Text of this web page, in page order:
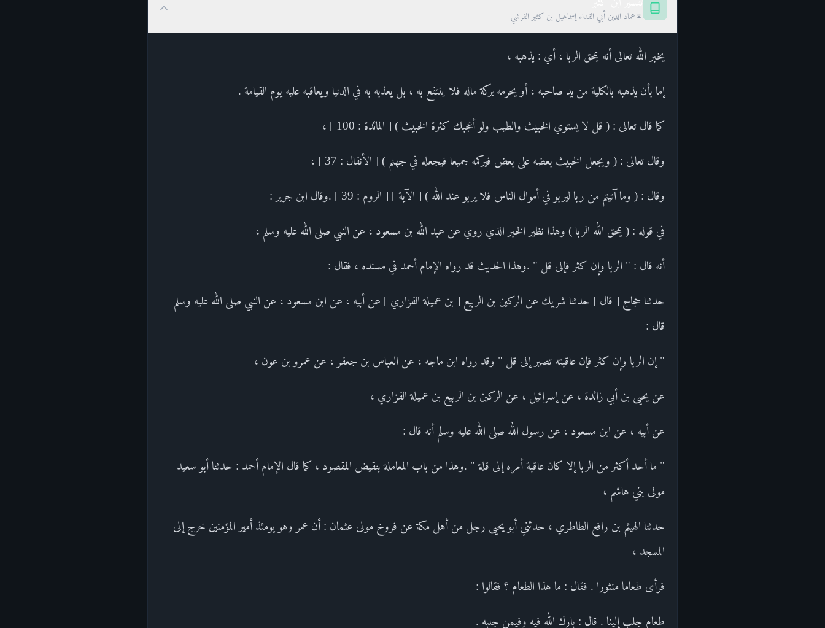
عماد الدين أبي الفداء إسماعيل بن كثير القرشي
يخبر الله تعالى أنه يمحق الربا ، أي : يذهبه ،
إما بأن يذهبه بالكلية من يد صاحبه ، أو يحرمه بركة ماله فلا ينتفع به ، بل يعذبه به في الدنيا ويعاقبه عليه يوم القيامة .
كما قال تعالى : ( قل لا يستوي الخبيث والطيب ولو أعجبك كثرة الخبيث ) [ المائدة : 100 ] ،
وقال تعالى : ( ويجعل الخبيث بعضه على بعض فيركمه جميعا فيجعله في جهنم ) [ الأنفال : 37 ] ،
وقال : ( وما آتيتم من ربا ليربو في أموال الناس فلا يربو عند الله ) [ الآية ] [ الروم : 39 ] .وقال ابن جرير :
في قوله : ( يمحق الله الربا ) وهذا نظير الخبر الذي روي عن عبد الله بن مسعود ، عن النبي صلى الله عليه وسلم ،
أنه قال : " الربا وإن كثر فإلى قل " .وهذا الحديث قد رواه الإمام أحمد في مسنده ، فقال :
حدثنا حجاج [ قال ] حدثنا شريك عن الركين بن الربيع [ بن عميلة الفزاري ] عن أبيه ، عن ابن مسعود ، عن النبي صلى الله عليه وسلم
قال :
" إن الربا وإن كثر فإن عاقبته تصير إلى قل " وقد رواه ابن ماجه ، عن العباس بن جعفر ، عن عمرو بن عون ،
عن يحيى بن أبي زائدة ، عن إسرائيل ، عن الركين بن الربيع بن عميلة الفزاري ،
عن أبيه ، عن ابن مسعود ، عن رسول الله صلى الله عليه وسلم أنه قال :
" ما أحد أكثر من الربا إلا كان عاقبة أمره إلى قلة " .وهذا من باب المعاملة بنقيض المقصود ، كما قال الإمام أحمد : حدثنا أبو سعيد
مولى بني هاشم ،
حدثنا الهيثم بن رافع الطاطري ، حدثني أبو يحيى رجل من أهل مكة عن فروخ مولى عثمان : أن عمر وهو يومئذ أمير المؤمنين خرج إلى
المسجد ،
فرأى طعاما منثورا . فقال : ما هذا الطعام ؟ فقالوا :
طعام جلب إلينا . قال : بارك الله فيه وفيمن جلبه .